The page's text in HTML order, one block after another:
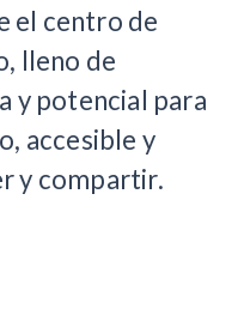
el centro de
lleno de
y potencial para
accesible y
y compartir.